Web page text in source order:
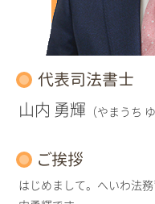
代表司法書士
山内 勇輝 （やまうち
ご挨拶
はじめまして。へいわ法